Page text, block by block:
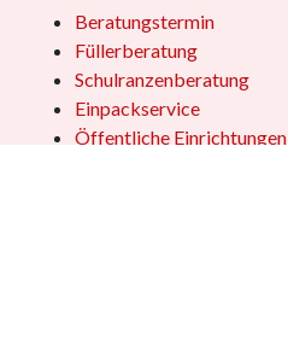
Beratungstermin
Füllerberatung
Schulranzenberatung
Einpackservice
Öffentliche Einrichtungen